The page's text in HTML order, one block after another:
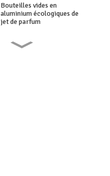
Bouteilles vides en
aluminium écologiques de
jet de parfum